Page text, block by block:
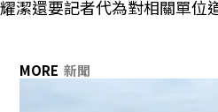
耀潔還要記者代為對相關單位
MORE 新聞